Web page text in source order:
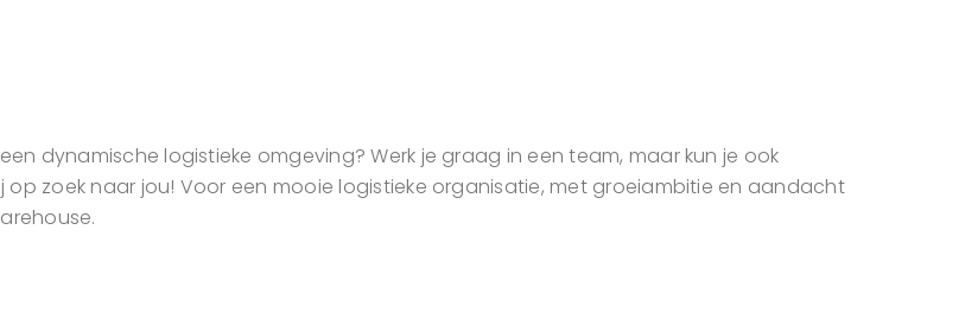
dynamische logistieke omgeving? Werk je graag in een team, maar kun je ook
op zoek naar jou! Voor een mooie logistieke organisatie, met groeiambitie en aandacht